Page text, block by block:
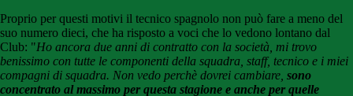
Proprio per questi motivi il tecnico spagnolo non può fare a meno del
suo numero dieci, che ha risposto a voci che lo vedono lontano dal
Club: "Ho ancora due anni di contratto con la società, mi trovo
benissimo con tutte le componenti della squadra, staff, tecnico e i miei
compagni di squadra. Non vedo perchè dovrei cambiare, sono
concentrato al massimo per questa stagione e anche per quelle